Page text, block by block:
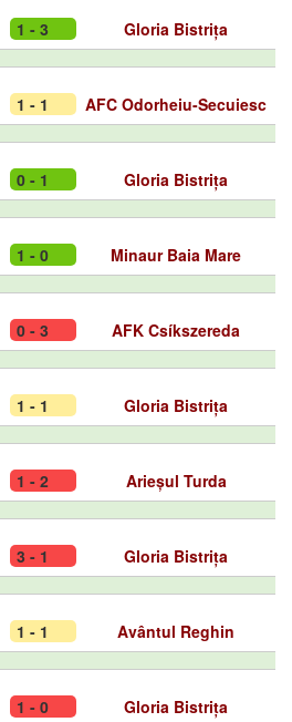
1 - 3 Gloria Bistrița
1 - 1 AFC Odorheiu-Secuiesc
0 - 1 Gloria Bistrița
1 - 0 Minaur Baia Mare
0 - 3 AFK Csíkszereda
1 - 1 Gloria Bistrița
1 - 2 Arieșul Turda
3 - 1 Gloria Bistrița
1 - 1 Avântul Reghin
1 - 0 Gloria Bistrița